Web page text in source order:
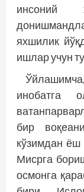
инсоний
яхшилик
ишлар учун
инобатга
бир
кўзимдан ёш
Мисрга
осмонга